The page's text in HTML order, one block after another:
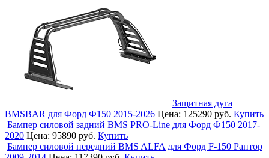
Защитная дуга
BMSBAR для Форд Ф150 2015-2026 Цена: 125290 руб. Купить
Бампер силовой задний BMS PRO-Line для Форд Ф150 2017-
2020 Цена: 95890 руб. Купить
Бампер силовой передний BMS ALFA для Форд F-150 Раптор